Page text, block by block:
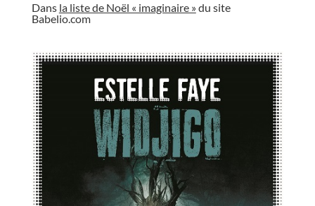
Dans la liste de Noël « imaginaire »du site
Babelio.com